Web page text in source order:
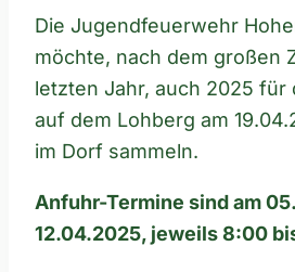
Die Jugendfeuerwehr
möchte, nach dem großen
letzten Jahr, auch 2025 für
auf dem Lohberg am
im Dorf sammeln.
Anfuhr-Termine sind am
12.04.2025, jeweils 8:00